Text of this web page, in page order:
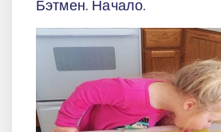
Бэтмен. Начало.